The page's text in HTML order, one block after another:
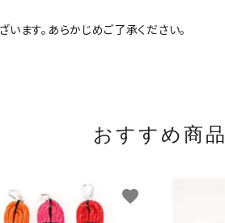
ます。あらかじめご了承ください。
おすすめ商品
favorite